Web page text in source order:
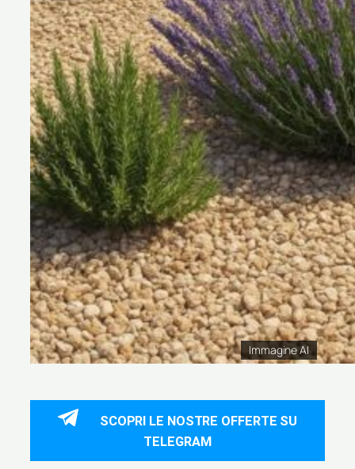
Immagine AI
SCOPRI LE NOSTRE OFFERTE SU
TELEGRAM